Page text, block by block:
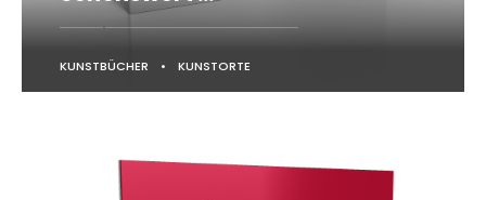
KUNSTBÜCHER • KUNSTORTE